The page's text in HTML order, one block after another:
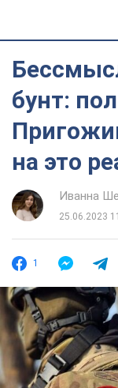
бунт:
на это
Иванна
25.06.2023
1